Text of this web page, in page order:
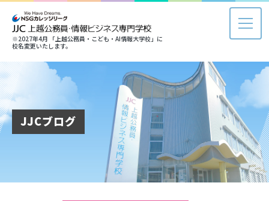
※2027年4月 「上越公務員・こども・AI情報大学校」に
校名変更いたします。
JJCブログ